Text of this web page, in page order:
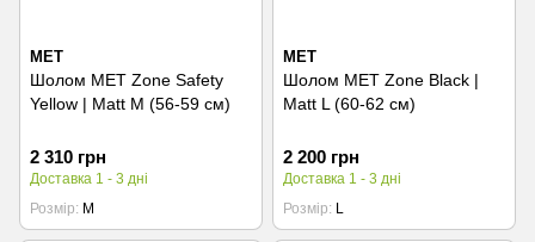
MET
Шолом MET Zone Safety
Yellow | Matt M (56-59 см)
2 310 грн
Доставка 1 - 3 дні
Розмір
M
MET
Шолом MET Zone Black |
Matt L (60-62 см)
2 200 грн
Доставка 1 - 3 дні
Розмір
L